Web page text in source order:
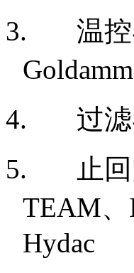
3. 温控
4. 过滤
5. 止回
TEAM、
Hydac